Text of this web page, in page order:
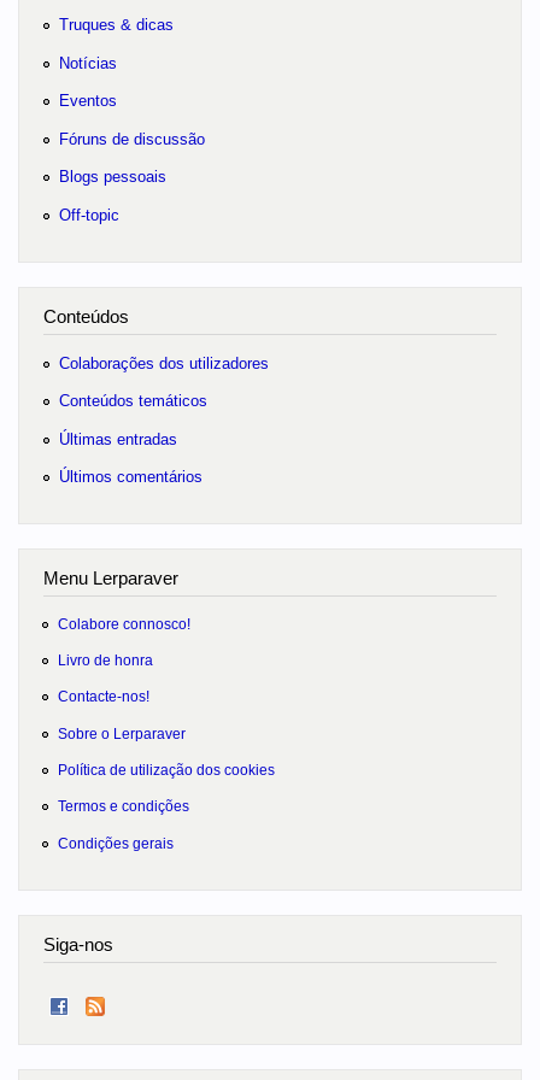
Truques & dicas
Notícias
Eventos
Fóruns de discussão
Blogs pessoais
Off-topic
Conteúdos
Colaborações dos utilizadores
Conteúdos temáticos
Últimas entradas
Últimos comentários
Menu Lerparaver
Colabore connosco!
Livro de honra
Contacte-nos!
Sobre o Lerparaver
Política de utilização dos cookies
Termos e condições
Condições gerais
Siga-nos